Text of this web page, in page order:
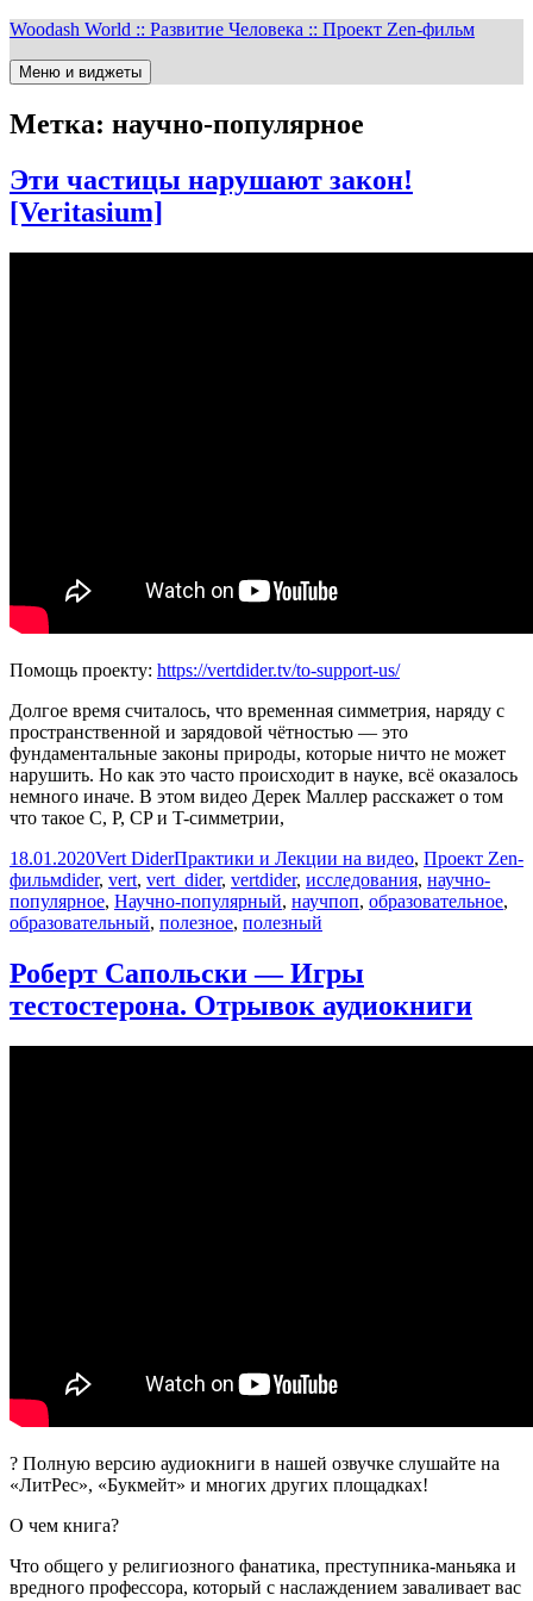
Перейти
содержимому
Woodash World :: Развитие Человека :: Проект Zen-фильм
Меню и виджеты
Метка: научно-популярное
Эти частицы нарушают закон!
[Veritasium]
Помощь проекту: https://vertdider.tv/to-support-us/
Долгое время считалось, что временная симметрия, наряду с
пространственной и зарядовой чётностью — это
фундаментальные законы природы, которые ничто не может
нарушить. Но как это часто происходит в науке, всё оказалось
немного иначе. В этом видео Дерек Маллер расскажет о том
что такое C, P, CP и T-симметрии,
Опубликовано
18.01.2020Автор
Vert DiderРубрики
Практики и Лекции на видео, Проект Zen-
фильмМетки
dider, vert, vert_dider, vertdider, исследования, научно-
популярное, Научно-популярный, научпоп, образовательное,
образовательный, полезное, полезный
Роберт Сапольски — Игры
тестостерона. Отрывок аудиокниги
? Полную версию аудиокниги в нашей озвучке слушайте на
«ЛитРес», «Букмейт» и многих других площадках!
О чем книга?
Что общего у религиозного фанатика, преступника-маньяка и
вредного профессора, который с наслаждением заваливает вас